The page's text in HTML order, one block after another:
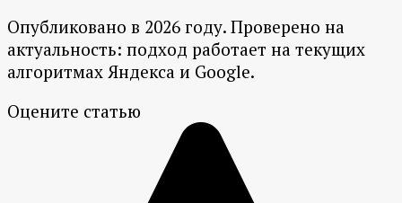
Опубликовано в 2026 году. Проверено на
актуальность: подход работает на текущих
алгоритмах Яндекса и Google.
Оцените статью